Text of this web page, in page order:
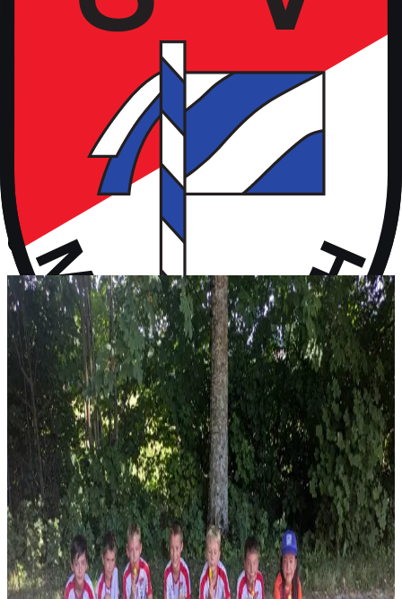
Kunstrasen
vor 9 Monaten
Aktuelles
Neuigkeiten aus dem Vereinsleben und kommende Termine
News
28. Juli 2026
F-Jugend holt Platz 2 beim Turnier in Wall
Vier Gruppensiege ohne Gegentor und ein 2:0 im Halbfinale – erst
im Finale wird unsere F-Jugend gestoppt: P...
News
14. Juli 2026
Rückblick: 1. Fanclub Worldcup Rot-Weiß –
Endrunde auf unserem Hauptplatz